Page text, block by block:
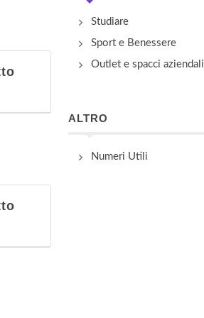
Studiare
Sport e Benessere
Outlet e spacci aziendali
ALTRO
Numeri Utili